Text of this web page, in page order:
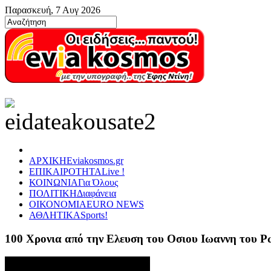
Παρασκευή, 7 Αυγ 2026
ΑΡΧΙΚΗEviakosmos.gr
ΕΠΙΚΑΙΡΟΤΗΤΑLive !
ΚΟΙΝΩΝΙΑΓια Όλους
ΠΟΛΙΤΙΚΗΔιαφάνεια
ΟΙΚΟΝΟΜΙΑEURO NEWS
ΑΘΛΗΤΙΚΑSports!
100 Χρονια από την Ελευση του Οσιου Ιωαννη του